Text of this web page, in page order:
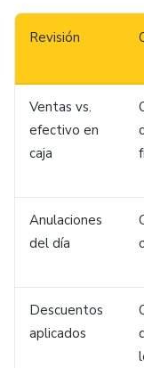
Revisión
Ventas vs.
efectivo en
caja
Anulaciones
del día
Descuentos
aplicados